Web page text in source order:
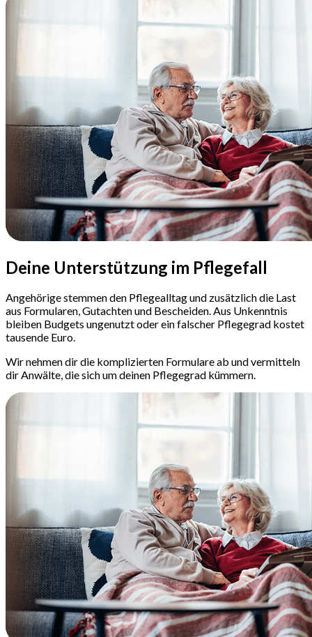
Deine Unterstützung im Pflegefall
Angehörige stemmen den Pflegealltag und zusätzlich die Last
aus Formularen, Gutachten und Bescheiden. Aus Unkenntnis
bleiben Budgets ungenutzt oder ein falscher Pflegegrad kostet
tausende Euro.
Wir nehmen dir die komplizierten Formulare ab und vermitteln
dir Anwälte, die sich um deinen Pflegegrad kümmern.